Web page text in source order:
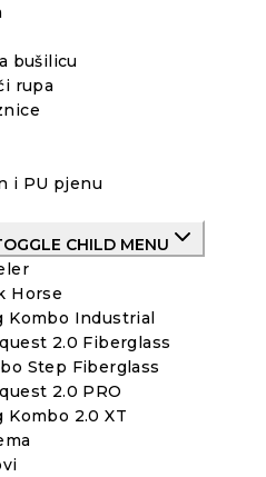
bušilicu
rupa
i PU pjenu
CHILD MENU
Horse
Industrial
2.0 Fiberglass
Step Fiberglass
2.0 PRO
2.0 XT